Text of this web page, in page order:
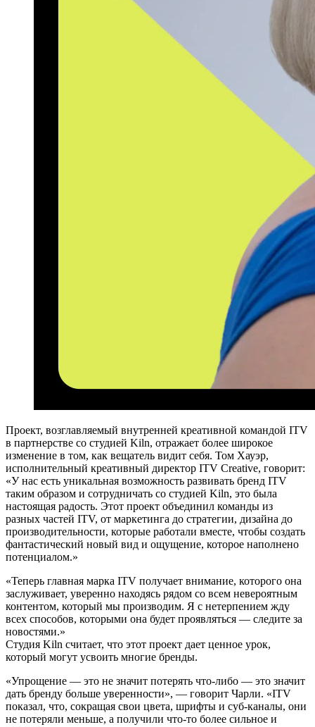
Проект, возглавляемый внутренней креативной командой ITV
в партнерстве со студией Kiln, отражает более широкое
изменение в том, как вещатель видит себя. Том Хауэр,
исполнительный креативный директор ITV Creative, говорит:
«У нас есть уникальная возможность развивать бренд ITV
таким образом и сотрудничать со студией Kiln, это была
настоящая радость. Этот проект объединил команды из
разных частей ITV, от маркетинга до стратегии, дизайна до
производительности, которые работали вместе, чтобы создать
фантастический новый вид и ощущение, которое наполнено
потенциалом.»
«Теперь главная марка ITV получает внимание, которого она
заслуживает, уверенно находясь рядом со всем невероятным
контентом, который мы производим. Я с нетерпением жду
всех способов, которыми она будет проявляться — следите за
новостями.»
Студия Kiln считает, что этот проект дает ценное урок,
который могут усвоить многие бренды.
«Упрощение — это не значит потерять что-либо — это значит
дать бренду больше уверенности», — говорит Чарли. «ITV
показал, что, сокращая свои цвета, шрифты и суб-каналы, они
не потеряли меньше, а получили что-то более сильное и